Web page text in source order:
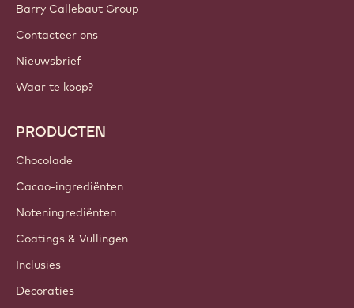
Barry Callebaut Group
Contacteer ons
Nieuwsbrief
Waar te koop?
PRODUCTEN
Chocolade
Cacao-ingrediënten
Noteningrediënten
Coatings & Vullingen
Inclusies
Decoraties